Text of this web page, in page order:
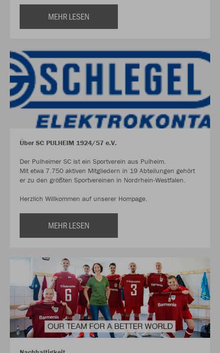
MEHR LESEN
Über SC PULHEIM 1924/57 e.V.
Der Pulheimer SC ist ein Sportverein aus Pulheim.
Mit etwa 7.750 aktiven Mitgliedern in 19 Abteilungen gehört
er zu den größten Sportvereinen in Nordrhein-Westfalen.
Herzlich Willkommen auf unserer Hompage.
MEHR LESEN